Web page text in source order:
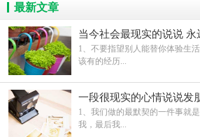
最新文章
当今社会最现实的说说 永
心中的地位
1、不要指望别人能替你体验生
该有的经历...
一段很现实的心情说说发
别呻吟
1、我们做的最默契的一件事就
我，最后我...